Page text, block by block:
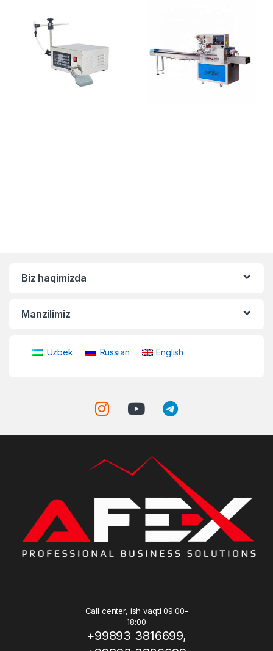
Biz haqimizda
Manzilimiz
Uzbek Russian English
Call center, ish vaqti 09:00-
18:00
+99893 3816699,